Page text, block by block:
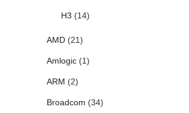
H3 (14)
AMD(21)
Amlogic(1)
ARM (2)
Broadcom (34)